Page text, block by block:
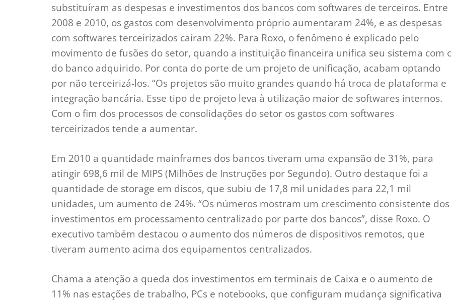
substituíram as despesas e investimentos dos bancos com softwares de terceiros. Entre
2008 e 2010, os gastos com desenvolvimento próprio aumentaram 24%, e as despesas
com softwares terceirizados caíram 22%. Para Roxo, o fenômeno é explicado pelo
movimento de fusões do setor, quando a instituição financeira unifica seu sistema com
do banco adquirido. Por conta do porte de um projeto de unificação, acabam optando
por não terceirizá-los. “Os projetos são muito grandes quando há troca de plataforma e
integração bancária. Esse tipo de projeto leva à utilização maior de softwares internos.
Com o fim dos processos de consolidações do setor os gastos com softwares
terceirizados tende a aumentar.
Em 2010 a quantidade mainframes dos bancos tiveram uma expansão de 31%, para
atingir 698,6 mil de MIPS (Milhões de Instruções por Segundo). Outro destaque foi a
quantidade de storage em discos, que subiu de 17,8 mil unidades para 22,1 mil
unidades, um aumento de 24%. “Os números mostram um crescimento consistente dos
investimentos em processamento centralizado por parte dos bancos”, disse Roxo. O
executivo também destacou o aumento dos números de dispositivos remotos, que
tiveram aumento acima dos equipamentos centralizados.
Chama a atenção a queda dos investimentos em terminais de Caixa e o aumento de
11% nas estações de trabalho, PCs e notebooks, que configuram mudança significativa